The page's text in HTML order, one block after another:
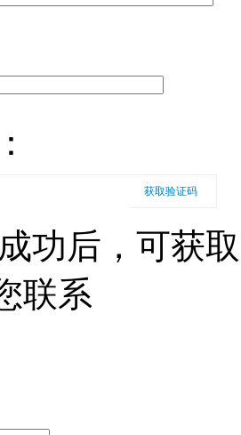
：
获取验证码
功后，可获
联系